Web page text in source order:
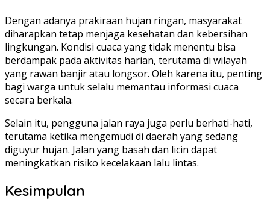
Dengan adanya prakiraan hujan ringan, masyarakat
diharapkan tetap menjaga kesehatan dan kebersihan
lingkungan. Kondisi cuaca yang tidak menentu bisa
berdampak pada aktivitas harian, terutama di wilayah
yang rawan banjir atau longsor. Oleh karena itu, penting
bagi warga untuk selalu memantau informasi cuaca
secara berkala.
Selain itu, pengguna jalan raya juga perlu berhati-hati,
terutama ketika mengemudi di daerah yang sedang
diguyur hujan. Jalan yang basah dan licin dapat
meningkatkan risiko kecelakaan lalu lintas.
Kesimpulan